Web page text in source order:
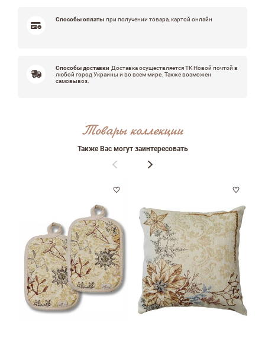
Способы оплаты при получении товара, картой онлайн
Способы доставки Доставка осуществляется ТК Новой почтой в
любой город Украины и во всем мире. Также возможен
самовывоз.
Товары коллекции
Также Вас могут заинтересовать
Оцените, пожалуйста